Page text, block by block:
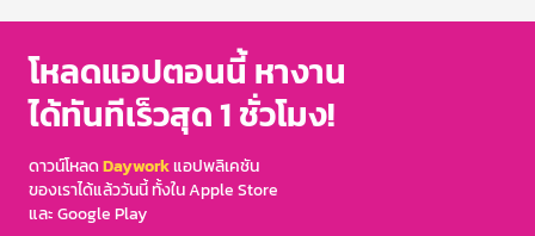
of
โหลดแอปตอนนี้ หางาน
ได้ทันทีเร็วสุด 1 ชั่วโมง!
ดาวน์โหลดDayworkแอปพลิเคชัน
ของเราได้แล้ววันนี้ ทั้งใน Apple Store
และ Google Play